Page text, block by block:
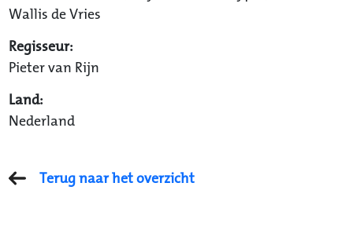
Wallis de Vries
Regisseur:
Pieter van Rijn
Land:
Nederland
Terug naar het overzicht